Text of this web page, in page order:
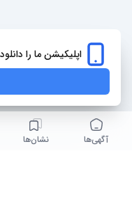
کاربر کاربر
آگهی‌ها نشان‌ها
اپلیکیشن ما را